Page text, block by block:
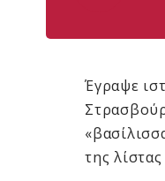
Έγραψε
της